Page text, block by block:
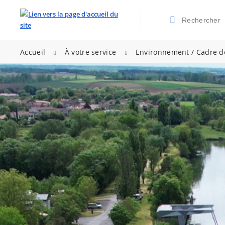
Valider la
Accueil À votre service Environnement / Cadre